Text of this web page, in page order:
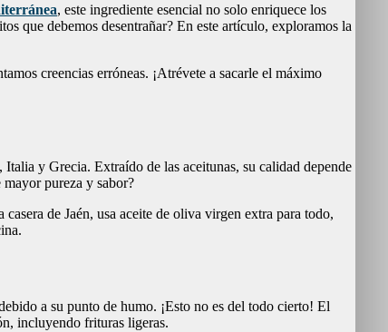
, este ingrediente esencial no solo enriquece los
que debemos desentrañar? En este artículo, exploramos la
creencias erróneas. ¡Atrévete a sacarle el máximo
y Grecia. Extraído de las aceitunas, su calidad depende
mayor pureza y sabor?
de Jaén, usa aceite de oliva virgen extra para todo,
a su punto de humo. ¡Esto no es del todo cierto! El
incluyendo frituras ligeras.